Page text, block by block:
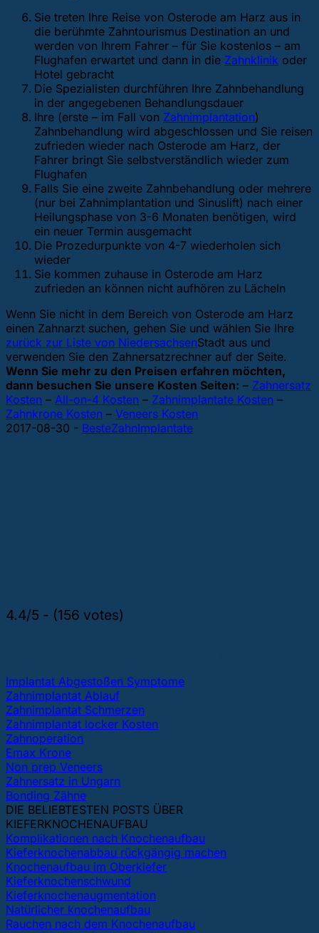
Sie treten Ihre Reise von Osterode am Harz aus in
die berühmte Zahntourismus Destination an und
werden von Ihrem Fahrer – für Sie kostenlos – am
Flughafen erwartet und dann in die Zahnklinik oder
Hotel gebracht
Die Spezialisten durchführen Ihre Zahnbehandlung
in der angegebenen Behandlungsdauer
Ihre (erste – im Fall von Zahnimplantation)
Zahnbehandlung wird abgeschlossen und Sie reisen
zufrieden wieder nach Osterode am Harz, der
Fahrer bringt Sie selbstverständlich wieder zum
Flughafen
Falls Sie eine zweite Zahnbehandlung oder mehrere
(nur bei Zahnimplantation und Sinuslift) nach einer
Heilungsphase von 3-6 Monaten benötigen, wird
ein neuer Termin ausgemacht
Die Prozedurpunkte von 4-7 wiederholen sich
wieder
Sie kommen zuhause in Osterode am Harz
zufrieden an können nicht aufhören zu Lächeln
Wenn Sie nicht in dem Bereich von Osterode am Harz
einen Zahnarzt suchen, gehen Sie
zurück zur Liste von Niedersachsen
und wählen Sie Ihre
Stadt aus und
verwenden Sie den Zahnersatzrechner auf der Seite.
Wenn Sie mehr zu den Preisen erfahren möchten,
dann besuchen Sie unsere Kosten Seiten: – Zahnersatz
Kosten – All-on-4 Kosten – Zahnimplantate Kosten –
Zahnkrone Kosten – Veneers Kosten
2017-08-30 - BesteZahnImplantate
4.4/5 - (156 votes)
Implantat Abgestoßen Symptome
Zahnimplantat Ablauf
Zahnimplantat Schmerzen
Zahnimplantat locker Kosten
Zahnoperation
Emax Krone
Non prep Veneers
Zahnersatz in Ungarn
Bonding Zähne
DIE BELIEBTESTEN POSTS ÜBER
KIEFERKNOCHENAUFBAU
Komplikationen nach Knochenaufbau
Kieferknochenabbau rückgängig machen
Knochenaufbau im Oberkiefer
Kieferknochenschwund
Kieferknochenaugmentation
Natürlicher knochenaufbau
Rauchen nach dem Knochenaufbau